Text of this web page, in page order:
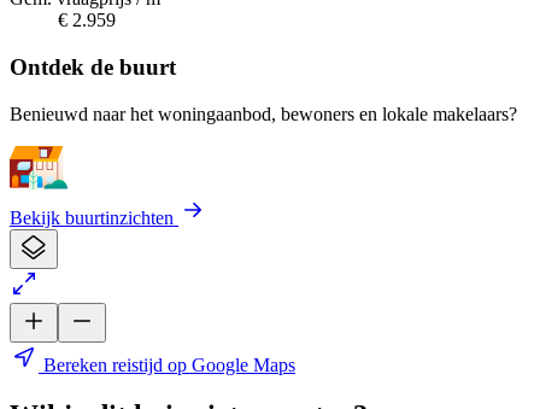
€ 2.959
Ontdek de buurt
Benieuwd naar het woningaanbod, bewoners en lokale makelaars?
Bekijk buurtinzichten
Bereken reistijd op Google Maps